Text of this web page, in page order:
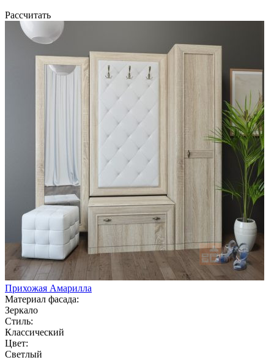
Рассчитать
Прихожая Амарилла
Материал фасада:
Зеркало
Стиль:
Классический
Цвет:
Светлый